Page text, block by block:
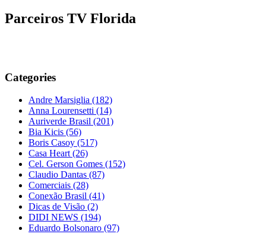
Parceiros TV Florida
Categories
Andre Marsiglia (182)
Anna Lourensetti (14)
Auriverde Brasil (201)
Bia Kicis (56)
Boris Casoy (517)
Casa Heart (26)
Cel. Gerson Gomes (152)
Claudio Dantas (87)
Comerciais (28)
Conexão Brasil (41)
Dicas de Visão (2)
DIDI NEWS (194)
Eduardo Bolsonaro (97)